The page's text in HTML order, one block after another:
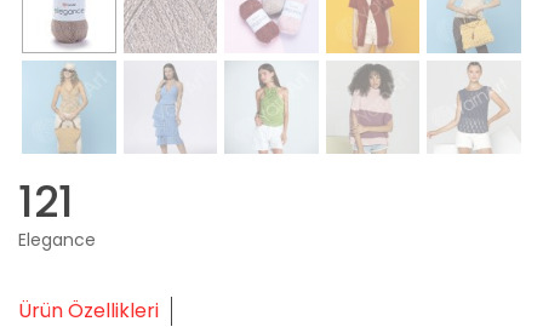
121
Elegance
Ürün Özellikleri